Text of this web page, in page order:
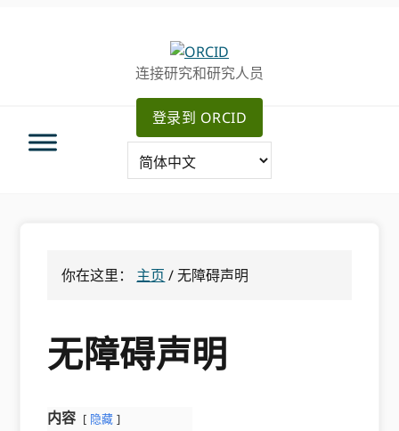
连接研究和研究人员
登录到 ORCID
你在这里： 主页 /无障碍声明
无障碍声明
内容 隐藏